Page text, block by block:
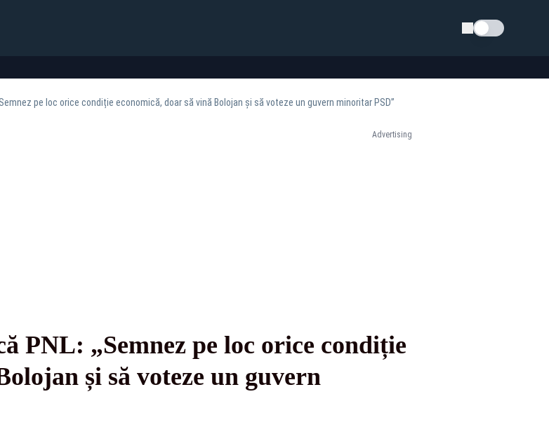
Schimba tema
pe loc orice condiție economică, doar să vină Bolojan și să voteze un guvern minoritar PSD”
Advertising
PNL: „Semnez pe loc orice condiție
și să voteze un guvern